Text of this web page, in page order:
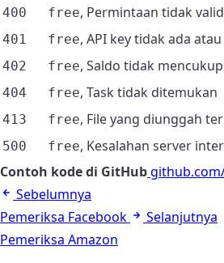
400 free, Permintaan tidak
401 free, API key tidak ada
402 free, Saldo tidak
404 free, Task tidak ditemukan
413 free, File yang diunggah
500 free, Kesalahan server
Contoh kode di GitHub
Sebelumnya
Pemeriksa Facebook
Selanjutnya
Pemeriksa Amazon